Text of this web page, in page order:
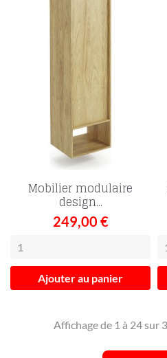
Mobilier modulaire
design...
249,00 €
Ajouter au panier
Affichage de 1 à 24 sur